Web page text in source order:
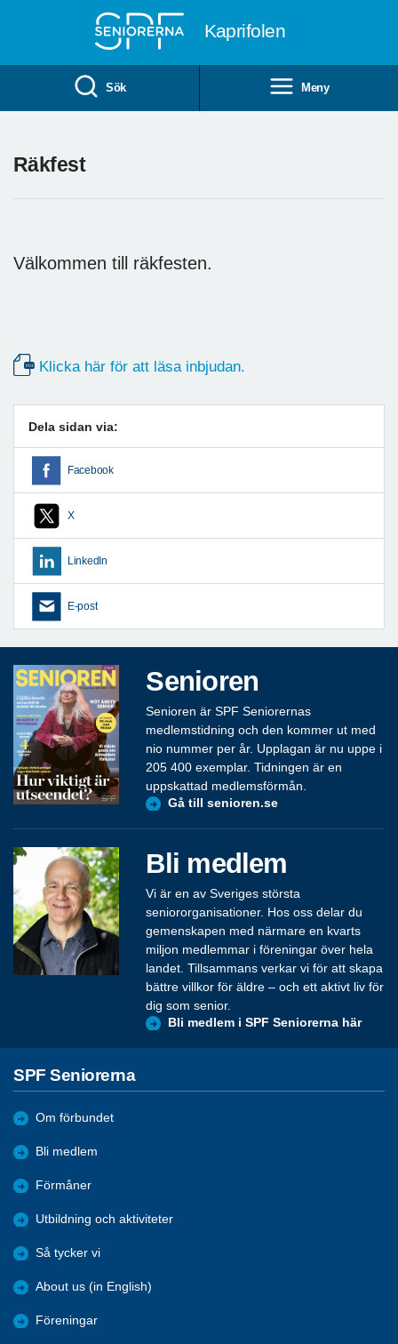
Kaprifolen
Sök Meny
Räkfest
Välkommen till räkfesten.
Klicka här för att läsa inbjudan.
Dela sidan via:
Facebook
X
LinkedIn
E-post
Senioren
Senioren är SPF Seniorernas
medlemstidning och den kommer ut med
nio nummer per år. Upplagan är nu uppe i
205 400 exemplar. Tidningen är en
uppskattad medlemsförmån.
Gå till senioren.se
Bli medlem
Vi är en av Sveriges största
seniororganisationer. Hos oss delar du
gemenskapen med närmare en kvarts
miljon medlemmar i föreningar över hela
landet. Tillsammans verkar vi för att skapa
bättre villkor för äldre – och ett aktivt liv för
dig som senior.
Bli medlem i SPF Seniorerna här
SPF Seniorerna
Om förbundet
Bli medlem
Förmåner
Utbildning och aktiviteter
Så tycker vi
About us (in English)
Föreningar